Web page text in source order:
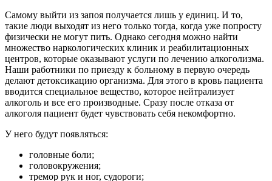
Самому выйти из запоя получается лишь у единиц. И то,
такие люди выходят из него только тогда, когда уже попросту
физически не могут пить. Однако сегодня можно найти
множество наркологических клиник и реабилитационных
центров, которые оказывают услуги по лечению алкоголизма.
Наши работники по приезду к больному в первую очередь
делают детоксикацию организма. Для этого в кровь пациента
вводится специальное вещество, которое нейтрализует
алкоголь и все его производные. Сразу после отказа от
алкоголя пациент будет чувствовать себя некомфортно.
У него будут появляться:
головные боли;
головокружения;
тремор рук и ног, судороги;